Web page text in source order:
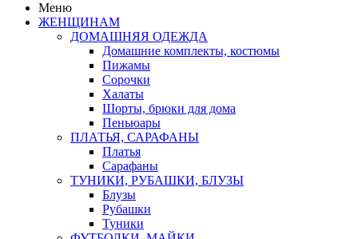
Меню
ЖЕНЩИНАМ
ДОМАШНЯЯ ОДЕЖДА
Домашние комплекты, костюмы
Пижамы
Сорочки
Халаты
Шорты, брюки для дома
Пеньюары
ПЛАТЬЯ, САРАФАНЫ
Платья
Сарафаны
ТУНИКИ, РУБАШКИ, БЛУЗЫ
Блузы
Рубашки
Туники